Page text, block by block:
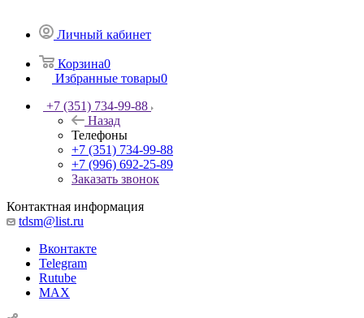
Личный кабинет
Корзина0
Избранные товары0
+7 (351) 734-99-88
Назад
Телефоны
+7 (351) 734-99-88
+7 (996) 692-25-89
Заказать звонок
Контактная информация
tdsm@list.ru
Вконтакте
Telegram
Rutube
MAX